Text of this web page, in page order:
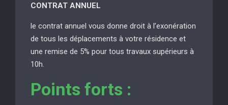
CONTRAT ANNUEL
le contrat annuel vous donne droit à l’exonération
de tous les déplacements à votre résidence et
une remise de 5% pour tous travaux supérieurs à
10h.
Points forts :